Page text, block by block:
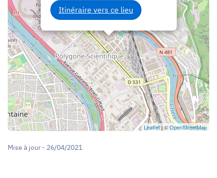
Itinéraire vers ce lieu
Leaflet| ©OpenStreetMap
Mise à jour - 26/04/2021